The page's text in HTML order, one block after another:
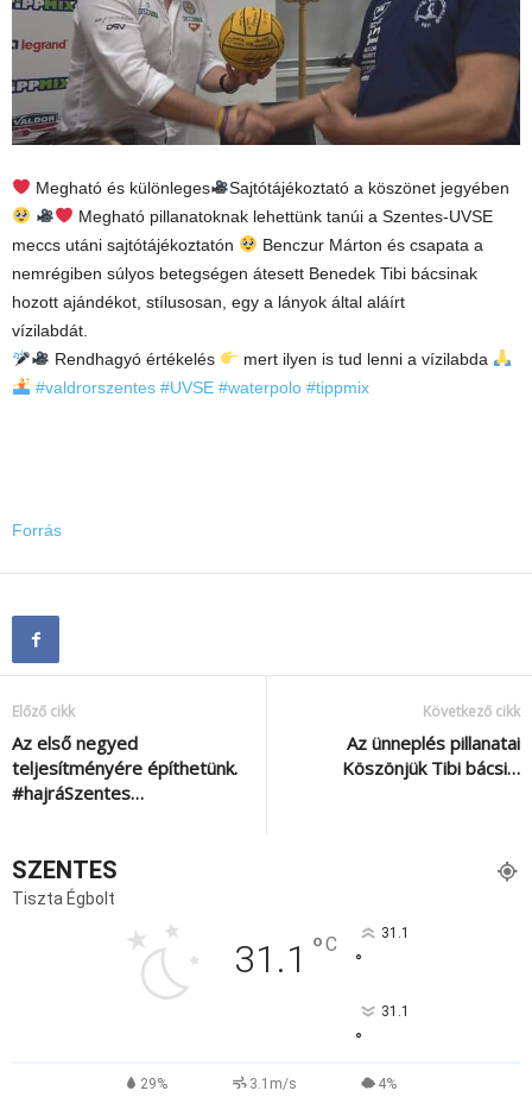
Megható és különleges
Sajtótájékoztató a köszönet jegyében
Megható pillanatoknak lehettünk tanúi a Szentes-UVSE
meccs utáni sajtótájékoztatón
Benczur Márton és csapata a
nemrégiben súlyos betegségen átesett Benedek Tibi bácsinak
hozott ajándékot, stílusosan, egy a lányok által aláírt
vízilabdát.
Rendhagyó értékelés
mert ilyen is tud lenni a vízilabda
#valdrorszentes #UVSE #waterpolo #tippmix
Forrás
Előző cikk
Az első negyed
teljesítményére építhetünk.
#hajráSzentes…
Következő cikk
Az ünneplés pillanatai
Köszönjük Tibi bácsi…
SZENTES
Tiszta Égbolt
31.1 °C 31.1
°
31.1
°
29% 3.1m/s 4%